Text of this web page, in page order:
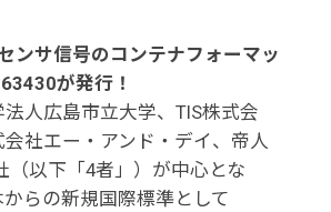
ンサ信号のコンテナフォーマッ
63430が発行！
法人広島市立大学、TIS株式会
会社エー・アンド・デイ、帝人
（以下「4者」）が中心とな
からの新規国際標準として